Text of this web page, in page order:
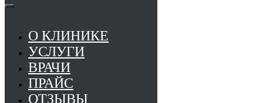
О КЛИНИКЕ
УСЛУГИ
ВРАЧИ
ПРАЙС
ОТЗЫВЫ